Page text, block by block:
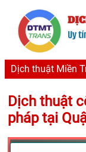
Dịch thuật Miền
Dịch thuật
pháp tại